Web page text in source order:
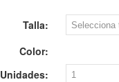
Talla:
Color:
Unidades: